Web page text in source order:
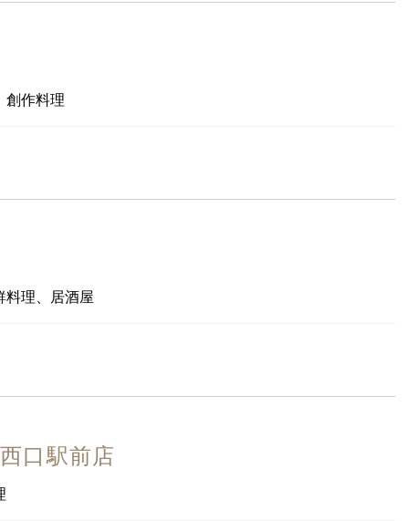
創作料理
料理、居酒屋
口駅前店